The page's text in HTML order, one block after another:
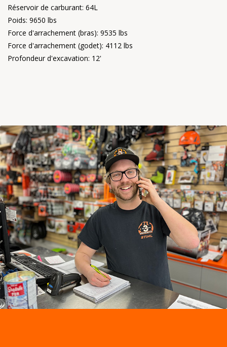
Réservoir de carburant: 64L
Poids: 9650 lbs
Force d'arrachement (bras): 9535 lbs
Force d'arrachement (godet): 4112 lbs
Profondeur d'excavation: 12'